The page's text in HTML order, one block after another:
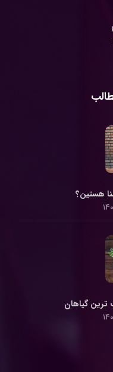
هستین؟
ترین گیاهان